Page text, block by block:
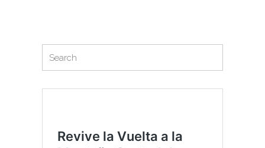
for:
Search